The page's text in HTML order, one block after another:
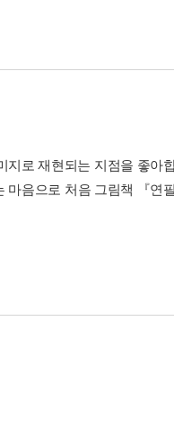
로 재현되는 지점을 좋아
음으로 처음 그림책 『연